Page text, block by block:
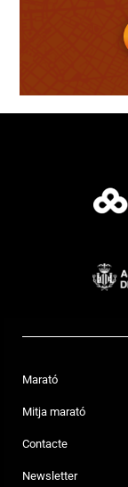
Marató
Mitja marató
Contacte
Newsletter